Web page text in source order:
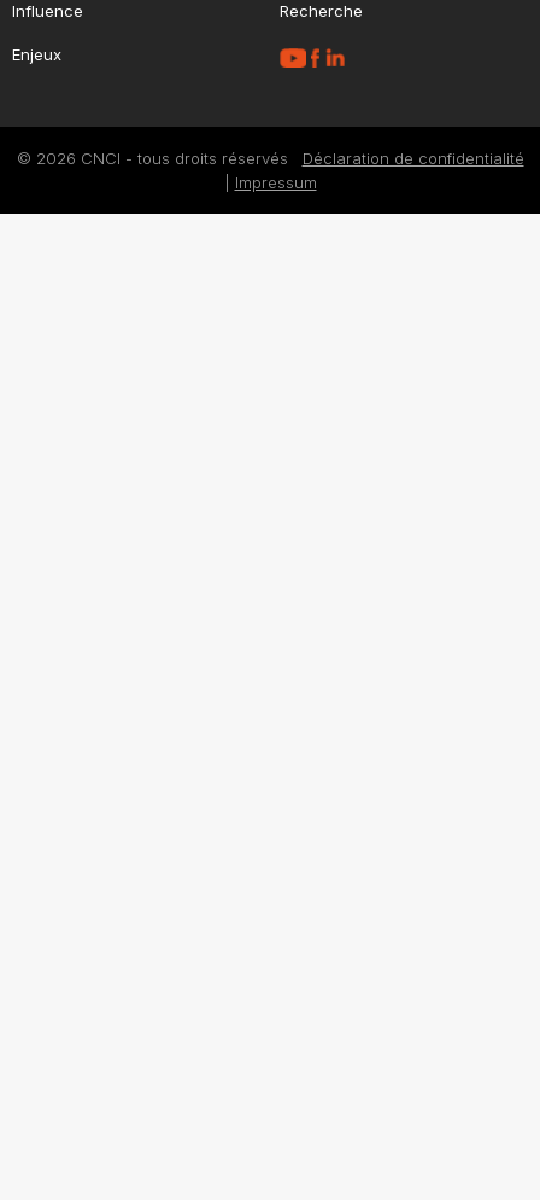
Influence
Enjeux
Recherche
© 2026 CNCI - tous droits réservés Déclaration de confidentialité
Impressum